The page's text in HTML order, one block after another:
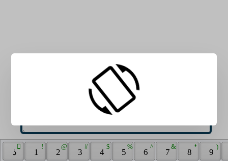
Type Arabic characters into the box:
ذ
ّ
1
!
2
@
3
#
4
$
5
%
6
^
7
&
8
*
9
)